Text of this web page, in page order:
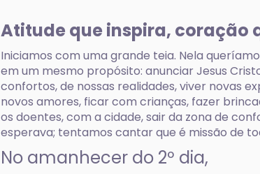
Atitude que inspira, coração
Iniciamos com uma grande teia. Nela
em um mesmo propósito: anunciar Jesus
confortos, de nossas realidades, viver novas
novos amores, ficar com crianças, fazer
os doentes, com a cidade, sair da zona de
esperava; tentamos cantar que é missão de
No amanhecer do 2º dia,